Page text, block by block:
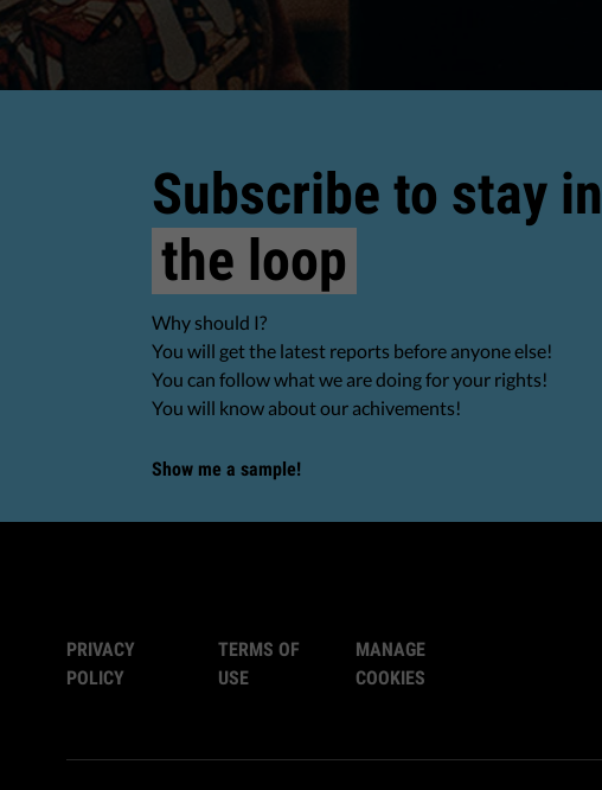
Subscribe to stay in
the loop
Why should I?
You will get the latest reports before anyone else!
You can follow what we are doing for your rights!
You will know about our achivements!
Show me a sample!
PRIVACY
POLICY
TERMS OF
USE
MANAGE
COOKIES